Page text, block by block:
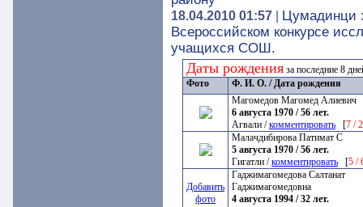
18.04.2010 01:57
Цумадинци
Всероссийском конкурсе
учащихся СОШ.
Даты рождения за последние 8
Фото
Ф. И. О. / Дата рождения
Магомедов Магомед Алиевич
6 августа 1970 / 56 лет.
Агвали /комментировать [7 /
Малачдибирова Патимат С
5 августа 1970 / 56 лет.
Гигатли /комментировать [5 /
Добавить
фото
Гаджимагомедова Салтанат
Гаджимагомедовна
4 августа 1994 / 32 лет.